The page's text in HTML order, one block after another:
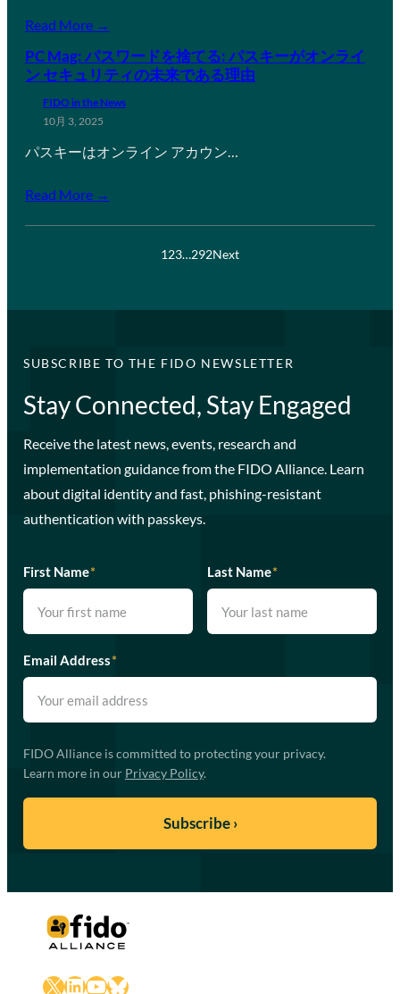
Read More →
PC Mag: パスワードを捨てる: パスキーがオンライ
ン セキュリティの未来である理由
FIDO in the News
10月 3, 2025
パスキーはオンライン アカウン…
Read More →
123…292Next
SUBSCRIBE TO THE FIDO NEWSLETTER
Stay Connected, Stay Engaged
Receive the latest news, events, research and
implementation guidance from the FIDO Alliance. Learn
about digital identity and fast, phishing-resistant
authentication with passkeys.
First Name* Last Name*
Email Address*
FIDO Alliance is committed to protecting your privacy.
Learn more in our Privacy Policy.
X LinkedIn
YouTube
Bluesky